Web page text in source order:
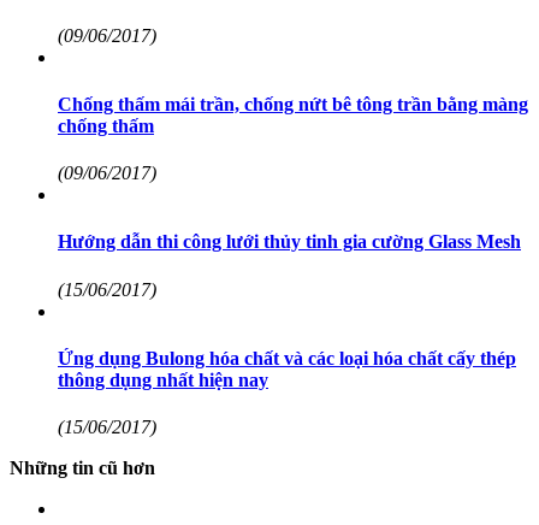
(09/06/2017)
Chống thấm mái trần, chống nứt bê tông trần bằng màng
chống thấm
(09/06/2017)
Hướng dẫn thi công lưới thủy tinh gia cường Glass Mesh
(15/06/2017)
Ứng dụng Bulong hóa chất và các loại hóa chất cấy thép
thông dụng nhất hiện nay
(15/06/2017)
Những tin cũ hơn